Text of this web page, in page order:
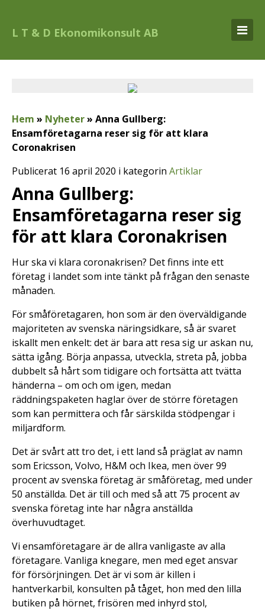
L T & D Ekonomikonsult AB
Hem » Nyheter» Anna Gullberg:
Ensamföretagarna reser sig för att klara
Coronakrisen
Publicerat 16 april 2020 i kategorin Artiklar
Anna Gullberg:
Ensamföretagarna reser sig
för att klara Coronakrisen
Hur ska vi klara coronakrisen? Det finns inte ett
företag i landet som inte tänkt på frågan den senaste
månaden.
För småföretagaren, hon som är den överväldigande
majoriteten av svenska näringsidkare, så är svaret
iskallt men enkelt: det är bara att resa sig ur askan nu,
sätta igång. Börja anpassa, utveckla, streta på, jobba
dubbelt så hårt som tidigare och fortsätta att tvätta
händerna – om och om igen, medan
räddningspaketen haglar över de större företagen
som kan permittera och får särskilda stödpengar i
miljardform.
Det är svårt att tro det, i ett land så präglat av namn
som Ericsson, Volvo, H&M och Ikea, men över 99
procent av svenska företag är småföretag, med under
50 anställda. Det är till och med så att 75 procent av
svenska företag inte har några anställda
överhuvudtaget.
Vi ensamföretagare är de allra vanligaste av alla
företagare. Vanliga knegare, men med eget ansvar
för försörjningen. Det är vi som är killen i
hantverkarbil, konsulten på tåget, hon med den lilla
butiken på hörnet, frisören med inhyrd stol,